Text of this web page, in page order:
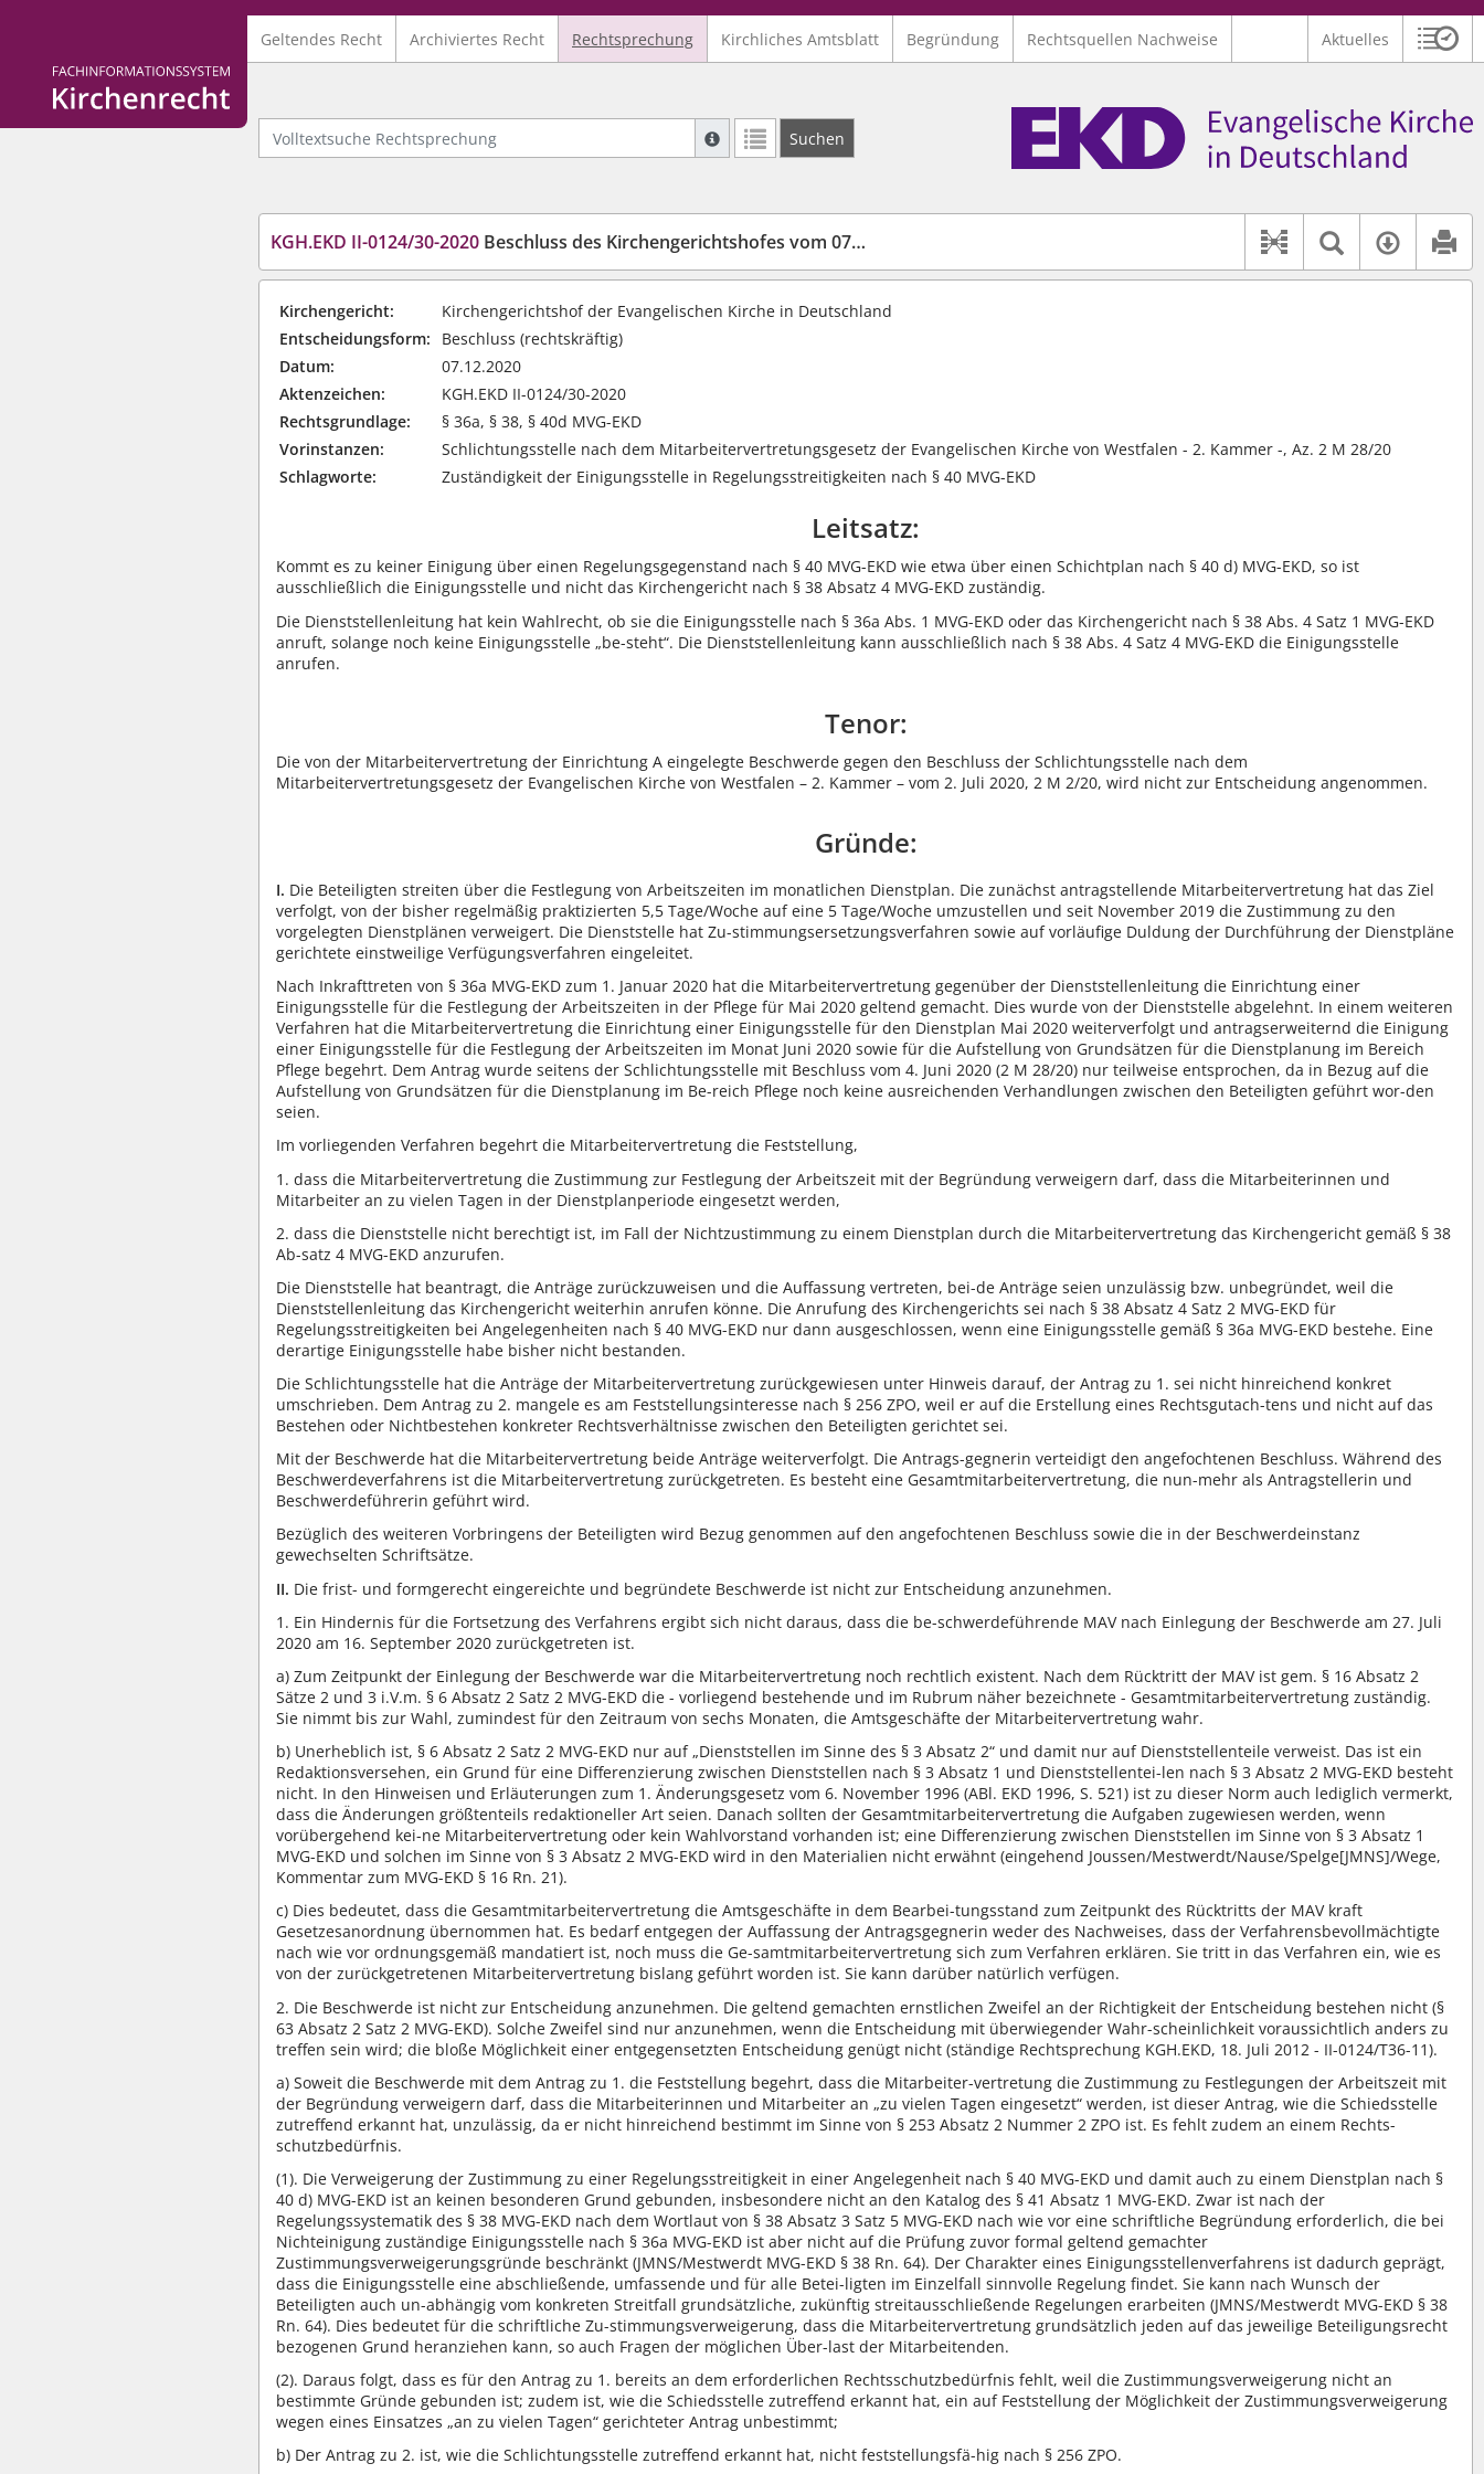
Logo Fachinformationssystem Kirchenrecht
Geltendes Recht Archiviertes Recht Rechtsprechung Kirchliches Amtsblatt Begründung Rechtsquellen Nachweise Aktuelles
Volltextsuche Rechtsprechung
Suche mit Platzhalter "*", Bsp. Pfarrer*, findet auch: "Pfarrerinitiative" oder "Pfarrerausschuss".
Weitere Suchoperatoren finden Sie in unserer Hilfe.
Suchen
KGH.EKD II-0124/30-2020 Beschluss des Kirchengerichtshofes vom 07.12.2020
Dokument-
Textsuche
Kirchengericht:
Kirchengerichtshof der Evangelischen Kirche in Deutschland
Entscheidungsform:
Beschluss (rechtskräftig)
Datum:
07.12.2020
Aktenzeichen:
KGH.EKD II-0124/30-2020
Rechtsgrundlage:
§ 36a, § 38, § 40d MVG-EKD
Vorinstanzen:
Schlichtungsstelle nach dem Mitarbeitervertretungsgesetz der Evangelischen Kirche von Westfalen - 2. Kammer -, Az. 2 M 28/20
Schlagworte:
Zuständigkeit der Einigungsstelle in Regelungsstreitigkeiten nach § 40 MVG-EKD
Leitsatz:
Kommt es zu keiner Einigung über einen Regelungsgegenstand nach § 40 MVG-EKD wie etwa über einen Schichtplan nach § 40 d) MVG-EKD, so ist
ausschließlich die Einigungsstelle und nicht das Kirchengericht nach § 38 Absatz 4 MVG-EKD zuständig.
Die Dienststellenleitung hat kein Wahlrecht, ob sie die Einigungsstelle nach § 36a Abs. 1 MVG-EKD oder das Kirchengericht nach § 38 Abs. 4 Satz 1 MVG-EKD
anruft, solange noch keine Einigungsstelle „be-steht“. Die Dienststellenleitung kann ausschließlich nach § 38 Abs. 4 Satz 4 MVG-EKD die Einigungsstelle
anrufen.
Tenor:
Die von der Mitarbeitervertretung der Einrichtung A eingelegte Beschwerde gegen den Beschluss der Schlichtungsstelle nach dem
Mitarbeitervertretungsgesetz der Evangelischen Kirche von Westfalen – 2. Kammer – vom 2. Juli 2020, 2 M 2/20, wird nicht zur Entscheidung angenommen.
Gründe:
I. Die Beteiligten streiten über die Festlegung von Arbeitszeiten im monatlichen Dienstplan. Die zunächst antragstellende Mitarbeitervertretung hat das Ziel
verfolgt, von der bisher regelmäßig praktizierten 5,5 Tage/Woche auf eine 5 Tage/Woche umzustellen und seit November 2019 die Zustimmung zu den
vorgelegten Dienstplänen verweigert. Die Dienststelle hat Zu-stimmungsersetzungsverfahren sowie auf vorläufige Duldung der Durchführung der Dienstpläne
gerichtete einstweilige Verfügungsverfahren eingeleitet.
Nach Inkrafttreten von § 36a MVG-EKD zum 1. Januar 2020 hat die Mitarbeitervertretung gegenüber der Dienststellenleitung die Einrichtung einer
Einigungsstelle für die Festlegung der Arbeitszeiten in der Pflege für Mai 2020 geltend gemacht. Dies wurde von der Dienststelle abgelehnt. In einem weiteren
Verfahren hat die Mitarbeitervertretung die Einrichtung einer Einigungsstelle für den Dienstplan Mai 2020 weiterverfolgt und antragserweiternd die Einigung
einer Einigungsstelle für die Festlegung der Arbeitszeiten im Monat Juni 2020 sowie für die Aufstellung von Grundsätzen für die Dienstplanung im Bereich
Pflege begehrt. Dem Antrag wurde seitens der Schlichtungsstelle mit Beschluss vom 4. Juni 2020 (2 M 28/20) nur teilweise entsprochen, da in Bezug auf die
Aufstellung von Grundsätzen für die Dienstplanung im Be-reich Pflege noch keine ausreichenden Verhandlungen zwischen den Beteiligten geführt wor-den
seien.
Im vorliegenden Verfahren begehrt die Mitarbeitervertretung die Feststellung,
1. dass die Mitarbeitervertretung die Zustimmung zur Festlegung der Arbeitszeit mit der Begründung verweigern darf, dass die Mitarbeiterinnen und
Mitarbeiter an zu vielen Tagen in der Dienstplanperiode eingesetzt werden,
2. dass die Dienststelle nicht berechtigt ist, im Fall der Nichtzustimmung zu einem Dienstplan durch die Mitarbeitervertretung das Kirchengericht gemäß § 38
Ab-satz 4 MVG-EKD anzurufen.
Die Dienststelle hat beantragt, die Anträge zurückzuweisen und die Auffassung vertreten, bei-de Anträge seien unzulässig bzw. unbegründet, weil die
Dienststellenleitung das Kirchengericht weiterhin anrufen könne. Die Anrufung des Kirchengerichts sei nach § 38 Absatz 4 Satz 2 MVG-EKD für
Regelungsstreitigkeiten bei Angelegenheiten nach § 40 MVG-EKD nur dann ausgeschlossen, wenn eine Einigungsstelle gemäß § 36a MVG-EKD bestehe. Eine
derartige Einigungsstelle habe bisher nicht bestanden.
Die Schlichtungsstelle hat die Anträge der Mitarbeitervertretung zurückgewiesen unter Hinweis darauf, der Antrag zu 1. sei nicht hinreichend konkret
umschrieben. Dem Antrag zu 2. mangele es am Feststellungsinteresse nach § 256 ZPO, weil er auf die Erstellung eines Rechtsgutach-tens und nicht auf das
Bestehen oder Nichtbestehen konkreter Rechtsverhältnisse zwischen den Beteiligten gerichtet sei.
Mit der Beschwerde hat die Mitarbeitervertretung beide Anträge weiterverfolgt. Die Antrags-gegnerin verteidigt den angefochtenen Beschluss. Während des
Beschwerdeverfahrens ist die Mitarbeitervertretung zurückgetreten. Es besteht eine Gesamtmitarbeitervertretung, die nun-mehr als Antragstellerin und
Beschwerdeführerin geführt wird.
Bezüglich des weiteren Vorbringens der Beteiligten wird Bezug genommen auf den angefochtenen Beschluss sowie die in der Beschwerdeinstanz
gewechselten Schriftsätze.
II. Die frist- und formgerecht eingereichte und begründete Beschwerde ist nicht zur Entscheidung anzunehmen.
1. Ein Hindernis für die Fortsetzung des Verfahrens ergibt sich nicht daraus, dass die be-schwerdeführende MAV nach Einlegung der Beschwerde am 27. Juli
2020 am 16. September 2020 zurückgetreten ist.
a) Zum Zeitpunkt der Einlegung der Beschwerde war die Mitarbeitervertretung noch rechtlich existent. Nach dem Rücktritt der MAV ist gem. § 16 Absatz 2
Sätze 2 und 3 i.V.m. § 6 Absatz 2 Satz 2 MVG-EKD die - vorliegend bestehende und im Rubrum näher bezeichnete - Gesamtmitarbeitervertretung zuständig.
Sie nimmt bis zur Wahl, zumindest für den Zeitraum von sechs Monaten, die Amtsgeschäfte der Mitarbeitervertretung wahr.
b) Unerheblich ist, § 6 Absatz 2 Satz 2 MVG-EKD nur auf „Dienststellen im Sinne des § 3 Absatz 2“ und damit nur auf Dienststellenteile verweist. Das ist ein
Redaktionsversehen, ein Grund für eine Differenzierung zwischen Dienststellen nach § 3 Absatz 1 und Dienststellentei-len nach § 3 Absatz 2 MVG-EKD besteht
nicht. In den Hinweisen und Erläuterungen zum 1. Änderungsgesetz vom 6. November 1996 (ABl. EKD 1996, S. 521) ist zu dieser Norm auch lediglich vermerkt,
dass die Änderungen größtenteils redaktioneller Art seien. Danach sollten der Gesamtmitarbeitervertretung die Aufgaben zugewiesen werden, wenn
vorübergehend kei-ne Mitarbeitervertretung oder kein Wahlvorstand vorhanden ist; eine Differenzierung zwischen Dienststellen im Sinne von § 3 Absatz 1
MVG-EKD und solchen im Sinne von § 3 Absatz 2 MVG-EKD wird in den Materialien nicht erwähnt (eingehend Joussen/Mestwerdt/Nause/Spelge[JMNS]/Wege,
Kommentar zum MVG-EKD § 16 Rn. 21).
c) Dies bedeutet, dass die Gesamtmitarbeitervertretung die Amtsgeschäfte in dem Bearbei-tungsstand zum Zeitpunkt des Rücktritts der MAV kraft
Gesetzesanordnung übernommen hat. Es bedarf entgegen der Auffassung der Antragsgegnerin weder des Nachweises, dass der Verfahrensbevollmächtigte
nach wie vor ordnungsgemäß mandatiert ist, noch muss die Ge-samtmitarbeitervertretung sich zum Verfahren erklären. Sie tritt in das Verfahren ein, wie es
von der zurückgetretenen Mitarbeitervertretung bislang geführt worden ist. Sie kann darüber natürlich verfügen.
2. Die Beschwerde ist nicht zur Entscheidung anzunehmen. Die geltend gemachten ernstlichen Zweifel an der Richtigkeit der Entscheidung bestehen nicht (§
63 Absatz 2 Satz 2 MVG-EKD). Solche Zweifel sind nur anzunehmen, wenn die Entscheidung mit überwiegender Wahr-scheinlichkeit voraussichtlich anders zu
treffen sein wird; die bloße Möglichkeit einer entgegensetzten Entscheidung genügt nicht (ständige Rechtsprechung KGH.EKD, 18. Juli 2012 - II-0124/T36-11).
a) Soweit die Beschwerde mit dem Antrag zu 1. die Feststellung begehrt, dass die Mitarbeiter-vertretung die Zustimmung zu Festlegungen der Arbeitszeit mit
der Begründung verweigern darf, dass die Mitarbeiterinnen und Mitarbeiter an „zu vielen Tagen eingesetzt“ werden, ist dieser Antrag, wie die Schiedsstelle
zutreffend erkannt hat, unzulässig, da er nicht hinreichend bestimmt im Sinne von § 253 Absatz 2 Nummer 2 ZPO ist. Es fehlt zudem an einem Rechts-
schutzbedürfnis.
(1). Die Verweigerung der Zustimmung zu einer Regelungsstreitigkeit in einer Angelegenheit nach § 40 MVG-EKD und damit auch zu einem Dienstplan nach §
40 d) MVG-EKD ist an keinen besonderen Grund gebunden, insbesondere nicht an den Katalog des § 41 Absatz 1 MVG-EKD. Zwar ist nach der
Regelungssystematik des § 38 MVG-EKD nach dem Wortlaut von § 38 Absatz 3 Satz 5 MVG-EKD nach wie vor eine schriftliche Begründung erforderlich, die bei
Nichteinigung zuständige Einigungsstelle nach § 36a MVG-EKD ist aber nicht auf die Prüfung zuvor formal geltend gemachter
Zustimmungsverweigerungsgründe beschränkt (JMNS/Mestwerdt MVG-EKD § 38 Rn. 64). Der Charakter eines Einigungsstellenverfahrens ist dadurch geprägt,
dass die Einigungsstelle eine abschließende, umfassende und für alle Betei-ligten im Einzelfall sinnvolle Regelung findet. Sie kann nach Wunsch der
Beteiligten auch un-abhängig vom konkreten Streitfall grundsätzliche, zukünftig streitausschließende Regelungen erarbeiten (JMNS/Mestwerdt MVG-EKD § 38
Rn. 64). Dies bedeutet für die schriftliche Zu-stimmungsverweigerung, dass die Mitarbeitervertretung grundsätzlich jeden auf das jeweilige Beteiligungsrecht
bezogenen Grund heranziehen kann, so auch Fragen der möglichen Über-last der Mitarbeitenden.
(2). Daraus folgt, dass es für den Antrag zu 1. bereits an dem erforderlichen Rechtsschutzbedürfnis fehlt, weil die Zustimmungsverweigerung nicht an
bestimmte Gründe gebunden ist; zudem ist, wie die Schiedsstelle zutreffend erkannt hat, ein auf Feststellung der Möglichkeit der Zustimmungsverweigerung
wegen eines Einsatzes „an zu vielen Tagen“ gerichteter Antrag unbestimmt;
b) Der Antrag zu 2. ist, wie die Schlichtungsstelle zutreffend erkannt hat, nicht feststellungsfä-hig nach § 256 ZPO.